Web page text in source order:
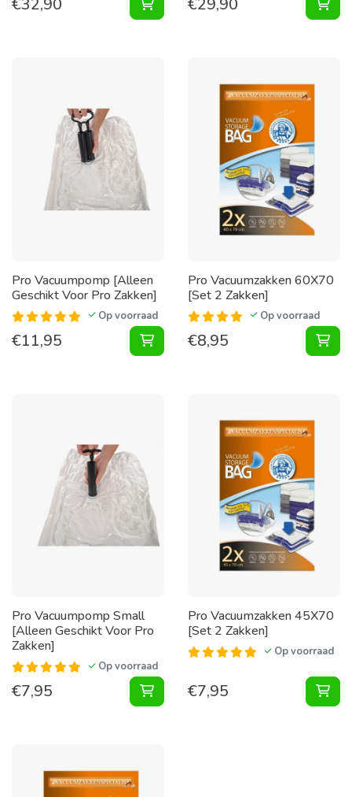
€32,90 Vacuum Opbergbox 70X47X19
€29,90
Pro Vacuumpomp [Alleen
Geschikt Voor Pro Zakken]
Op voorraad
€11,95 Vacuumpomp [Alleen Geschikt
Pro Vacuumzakken 60X70
[Set 2 Zakken]
Op voorraad
€8,95
Pro Vacuumpomp Small
[Alleen Geschikt Voor Pro
Zakken]
Op voorraad
€7,95 Vacuumpomp Small [Alleen
Pro Vacuumzakken 45X70
[Set 2 Zakken]
Op voorraad
€7,95